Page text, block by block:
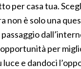
per casa tua.
non è solo una
per
e dandoci